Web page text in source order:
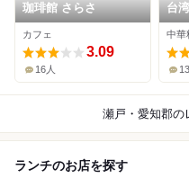
珈琲館 さらさ
カフェ
3.09
16人
台
店
中華
瀬戸・愛知郡の
ランチのお店を探す